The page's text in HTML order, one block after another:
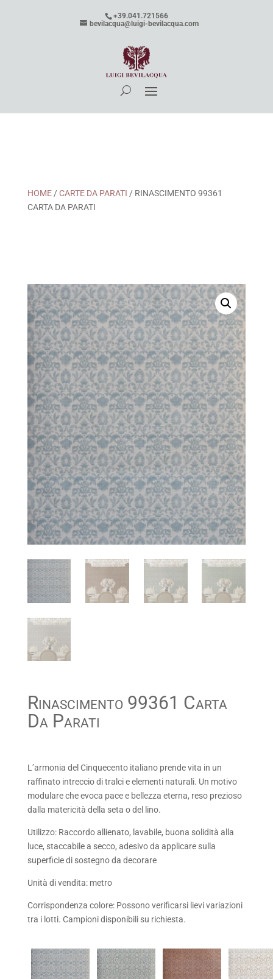
+39.041.721566
bevilacqua@luigi-bevilacqua.com
HOME/CARTE DA PARATI / RINASCIMENTO 99361
CARTA DA PARATI
Rinascimento 99361 Carta
Da Parati
L’armonia del Cinquecento italiano prende vita in un
raffinato intreccio di tralci e elementi naturali. Un motivo
modulare che evoca pace e bellezza eterna, reso prezioso
dalla matericità della seta o del lino.
Utilizzo: Raccordo allienato, lavabile, buona solidità alla
luce, staccabile a secco, adesivo da applicare sulla
superficie di sostegno da decorare
Unità di vendita: metro
Corrispondenza colore: Possono verificarsi lievi variazioni
tra i lotti. Campioni disponibili su richiesta.